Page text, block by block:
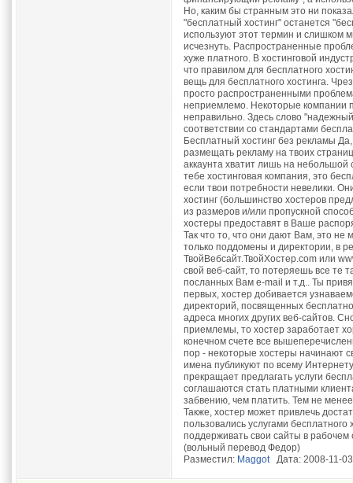
Но, каким бы странным это ни
"бесплатный хостинг" останется
используют этот термин и слишком
исчезнуть. Распространенные
хуже платного. В хостинговой
что правилом для бесплатного
вещь для бесплатного хостинга.
просто распространенными
неприемлемо. Некоторые компании
неправильно. Здесь слово
соответствии со стандартами
Бесплатный хостинг без рекламы
размещать рекламу на твоих
аккаунта хватит лишь на небольшой
тебе хостинговая компания, это
если твои потребности невелики.
хостинг (большинство хостеров
из размеров и/или пропускной
хостеры предоставят в Ваше
Так что то, что они дают Вам, это
только поддомены и директории, в
ТвойВебсайт.ТвойХостер.com или
свой веб-сайт, то потеряешь все те
посланных Вам e-mail и т.д.. Ты
первых, хостер добивается
директорий, посвященных
адреса многих других веб-сайтов.
приемлемы, то хостер заработает
конечном счете все
пор - некоторые хостеры начинают
имена публикуют по всему
прекращает предлагать услуги
соглашаются стать платными
забвению, чем платить. Тем не
Также, хостер может привлечь
пользовались услугами
поддерживать свои сайты в
(вольный перевод Федор)
Разместил: MaggotДата: 2008-11-